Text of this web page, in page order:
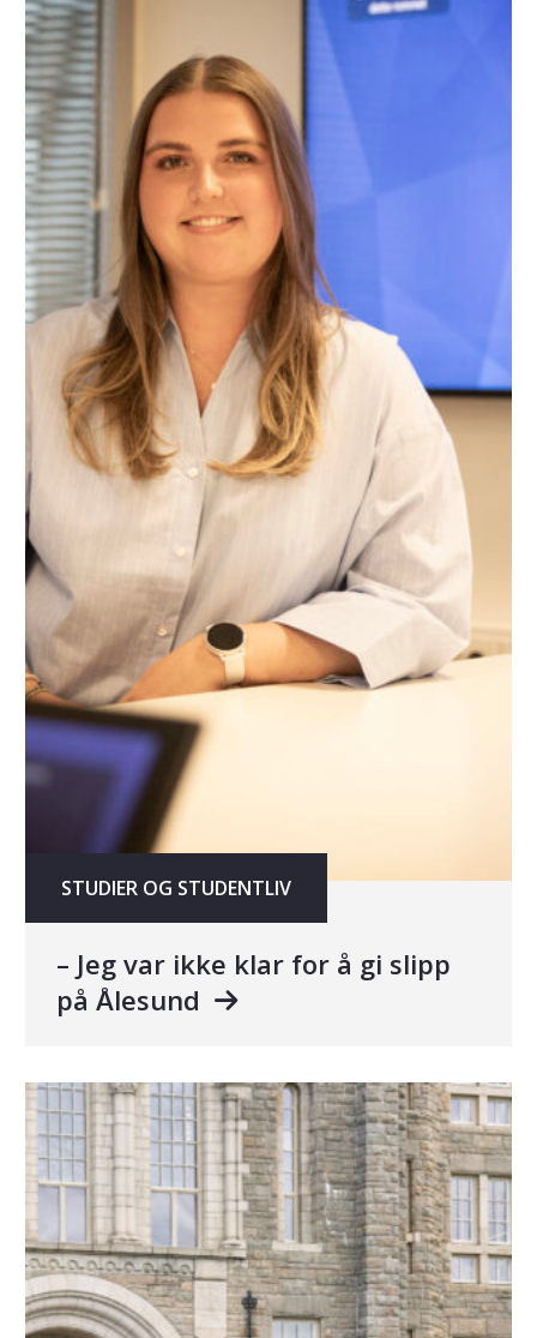
STUDIER OG STUDENTLIV
– Jeg var ikke klar for å gi slipp
på Ålesund